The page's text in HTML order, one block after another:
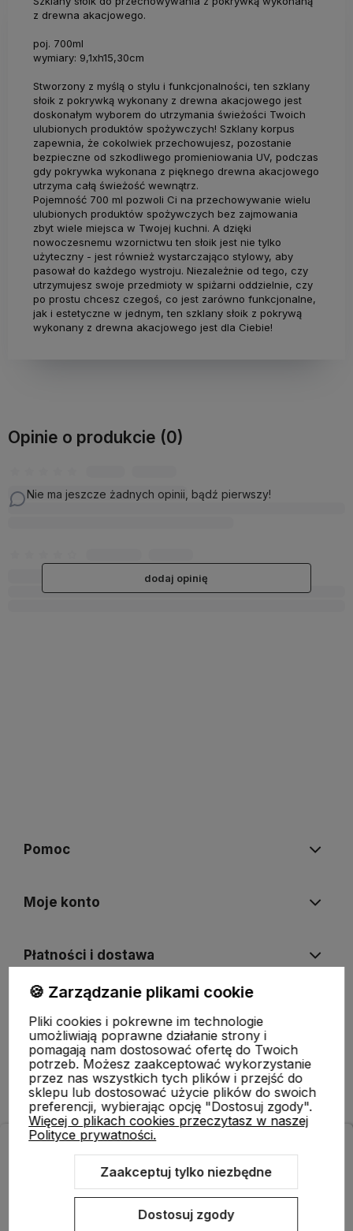
z drewna akacjowego.
poj. 700ml
wymiary: 9,1xh15,30cm
Stworzony z myślą o stylu i funkcjonalności, ten szklany
słoik z pokrywką wykonany z drewna akacjowego jest
doskonałym wyborem do utrzymania świeżości Twoich
ulubionych produktów spożywczych! Szklany korpus
zapewnia, że cokolwiek przechowujesz, pozostanie
bezpieczne od szkodliwego promieniowania UV, podczas
gdy pokrywka wykonana z pięknego drewna akacjowego
utrzyma całą świeżość wewnątrz.
Pojemność 700 ml pozwoli Ci na przechowywanie wielu
ulubionych produktów spożywczych bez zajmowania
zbyt wiele miejsca w Twojej kuchni. A dzięki
nowoczesnemu wzornictwu ten słoik jest nie tylko
użyteczny - jest również wystarczająco stylowy, aby
pasował do każdego wystroju. Niezależnie od tego, czy
utrzymujesz swoje przedmioty w spiżarni oddzielnie, czy
po prostu chcesz czegoś, co jest zarówno funkcjonalne,
jak i estetyczne w jednym, ten szklany słoik z pokrywą
wykonany z drewna akacjowego jest dla Ciebie!
Opinie o produkcie (0)
Nie ma jeszcze żadnych opinii, bądź pierwszy!
dodaj opinię
Pomoc
Moje konto
Płatności i dostawa
O nas
Sklep internetowy Shoper.pl Szablon Shoper Modern 3.0™
🍪 Zarządzanie plikami cookie
Pliki cookies i pokrewne im technologie
umożliwiają poprawne działanie strony i
pomagają nam dostosować ofertę do Twoich
potrzeb. Możesz zaakceptować wykorzystanie
przez nas wszystkich tych plików i przejść do
sklepu lub dostosować użycie plików do swoich
preferencji, wybierając opcję "Dostosuj zgody".
Więcej o plikach cookies przeczytasz w naszej
Polityce prywatności.
Zaakceptuj tylko niezbędne
Dostosuj zgody
ODBIERZ RABAT 5% NA PIERWSZE ZAKUPY!